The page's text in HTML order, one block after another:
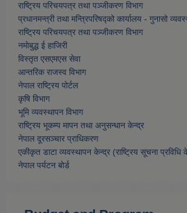
राष्ट्रिय परिचयपत्र तथा पञ्जीकरण विभाग
प्रधानमन्त्री तथा मन्त्रिपरिषद्को कार्यालय - गुनासो
राष्ट्रिय परिचयपत्र तथा पञ्जीकरण विभाग
नमाेबुद्ध ई हाजिरी
विस्तृत एसएमएस सेवा
आन्तरिक राजस्व विभाग
नेपाल राष्ट्रिय पोर्टल
कृषि विभाग
भूमि व्यवस्थापन विभाग
राष्ट्रिय भूकम्प मापन तथा अनुसन्धान केन्द्र
नेपाल दूरसञ्चार प्राधिकरण
एकीकृत डाटा व्यवस्थापन केन्द्र (राष्ट्रिय सूचना प्रविधि
नेपाल पर्यटन बोर्ड